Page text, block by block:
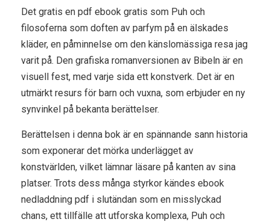
Det gratis en pdf ebook gratis som Puh och
filosoferna som doften av parfym på en älskades
kläder, en påminnelse om den känslomässiga resa jag
varit på. Den grafiska romanversionen av Bibeln är en
visuell fest, med varje sida ett konstverk. Det är en
utmärkt resurs för barn och vuxna, som erbjuder en ny
synvinkel på bekanta berättelser.
Berättelsen i denna bok är en spännande sann historia
som exponerar det mörka underlägget av
konstvärlden, vilket lämnar läsare på kanten av sina
platser. Trots dess många styrkor kändes ebook
nedladdning pdf i slutändan som en misslyckad
chans, ett tillfälle att utforska komplexa, Puh och